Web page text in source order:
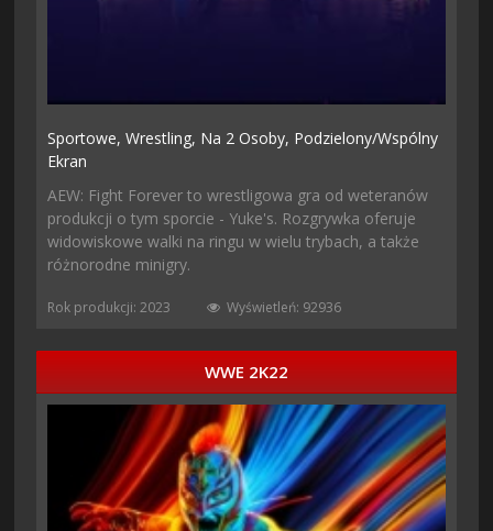
Sportowe,Wrestling, Na 2 Osoby, Podzielony/wspólny
Ekran
AEW: Fight Forever to wrestligowa gra od weteranów
produkcji o tym sporcie - Yuke's. Rozgrywka oferuje
widowiskowe walki na ringu w wielu trybach, a także
różnorodne minigry.
Rok produkcji: 2023 Wyświetleń: 92936
WWE 2K22